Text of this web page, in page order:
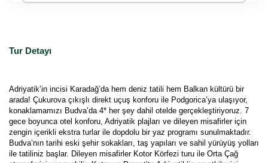
Tur Detayı
Adriyatik’in incisi Karadağ’da hem deniz tatili hem Balkan kültürü bir
arada! Çukurova çıkışlı direkt uçuş konforu ile Podgorica’ya ulaşıyor,
konaklamamızı Budva’da 4* her şey dahil otelde gerçekleştiriyoruz. 7
gece boyunca otel konforu, Adriyatik plajları ve dileyen misafirler için
zengin içerikli ekstra turlar ile dopdolu bir yaz programı sunulmaktadır.
Budva’nın tarihi eski şehir sokakları, taş yapıları ve sahil yürüyüş yolları
ile tatiliniz başlar. Dileyen misafirler Kotor Körfezi turu ile Orta Çağ